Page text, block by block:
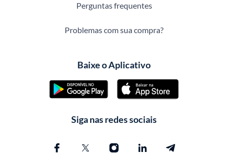
Perguntas frequentes
Problemas com sua compra?
Baixe o Aplicativo
Siga nas redes sociais